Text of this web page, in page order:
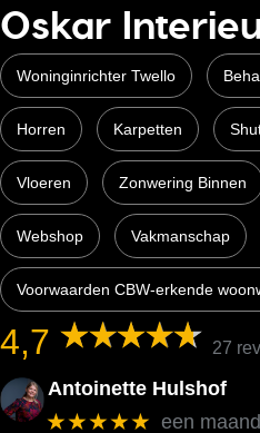
Oskar
Woninginrichter Twello
Horren Karpetten
Vloeren Zonwering Binnen
Webshop Vakmanschap
Voorwaarden CBW-erkende
4,7 27
Antoinette Hulshof
★★★★★ een